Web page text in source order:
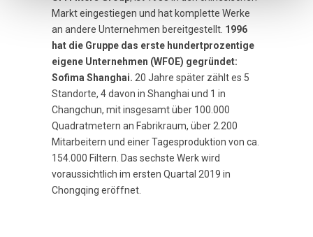
Markt eingestiegen und hat komplette Werke
an andere Unternehmen bereitgestellt. 1996
hat die Gruppe das erste hundertprozentige
eigene Unternehmen (WFOE) gegründet:
Sofima Shanghai. 20 Jahre später zählt es 5
Standorte, 4 davon in Shanghai und 1 in
Changchun, mit insgesamt über 100.000
Quadratmetern an Fabrikraum, über 2.200
Mitarbeitern und einer Tagesproduktion von ca.
154.000 Filtern. Das sechste Werk wird
voraussichtlich im ersten Quartal 2019 in
Chongqing eröffnet.